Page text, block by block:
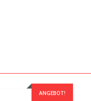
ANGEBOT!